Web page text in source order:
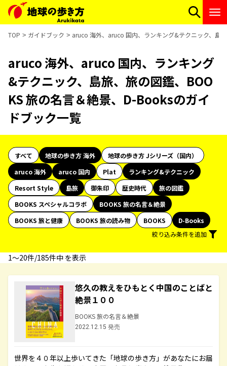
TOP ガイドブック aruco 海外、aruco 国内、ランキング&テクニック、島
aruco 海外、aruco 国内、ランキング
&テクニック、島旅、旅の図鑑、BOO
KS 旅の名言＆絶景、D-Booksのガイ
ドブック一覧
すべて 地球の歩き方 海外
地球の歩き方 Jシリーズ（国内）
aruco 海外
aruco 国内 Plat
ランキング&テクニック
Resort Style
島旅 御朱印 歴史時代
旅の図鑑
BOOKS スペシャルコラボ
BOOKS 旅の名言＆絶景
BOOKS 旅と健康
BOOKS 旅の読み物 BOOKS
D-Books
絞り込み条件を追加
1〜20件/185件中 を表示
悠久の教えをひもとく中国のことばと
絶景１００
BOOKS 旅の名言＆絶景
2022.12.15 発売
世界を４０年以上歩いてきた「地球の歩き方」があなたにお届